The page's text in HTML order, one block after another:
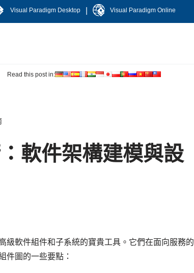
Visual Paradigm Desktop Visual Paradigm Online
Read this post in:
軟件架構建模與設
級軟件組件和子系統的寶貴工具。它們在面向服務的
件圖的一些要點：